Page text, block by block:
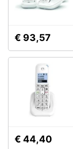
€ 93,57
€ 44,40